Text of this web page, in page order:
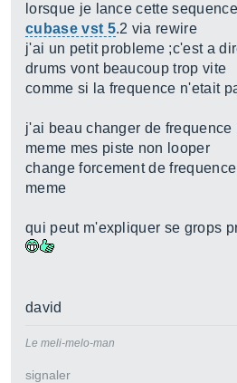
lorsque je lance cette
cubase vst 5.2 via rewire
j'ai un petit probleme ;c'est a
drums vont beaucoup trop vite
comme si la frequence n'etait
j'ai beau changer de frequence
meme mes piste non looper
change forcement de
meme
qui peut m'expliquer se grops
david
Le meli-melo-man
signaler